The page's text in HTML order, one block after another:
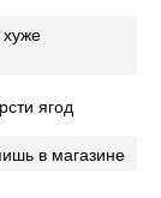
хуже
ягод
в магазине